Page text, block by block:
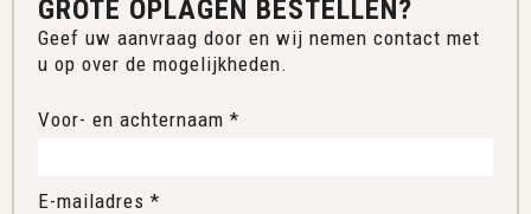
GROTE OPLAGEN BESTELLEN?
Geef uw aanvraag door en wij nemen contact met
u op over de mogelijkheden.
Voor- en achternaam *
E-mailadres *